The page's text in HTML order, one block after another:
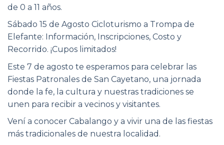
de 0 a 11 años.
Sábado 15 de Agosto Cicloturismo a Trompa de
Elefante: Información, Inscripciones, Costo y
Recorrido. ¡Cupos limitados!
Este 7 de agosto te esperamos para celebrar las
Fiestas Patronales de San Cayetano, una jornada
donde la fe, la cultura y nuestras tradiciones se
unen para recibir a vecinos y visitantes.
Vení a conocer Cabalango y a vivir una de las fiestas
más tradicionales de nuestra localidad.